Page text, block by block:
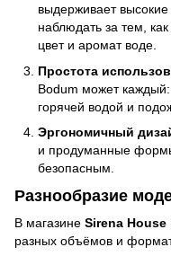
выдерживает
наблюдать за тем,
цвет и аромат воде.
Простота
Bodum может каждый:
горячей водой и
Эргономичный
и продуманные
безопасным.
Разнообразие
В магазине Sirena House
разных объёмов и